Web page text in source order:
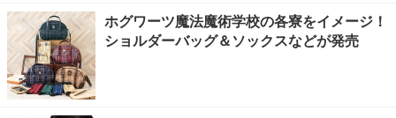
ホグワーツ魔法魔術学校の各寮をイメージ！
ショルダーバッグ＆ソックスなどが発売